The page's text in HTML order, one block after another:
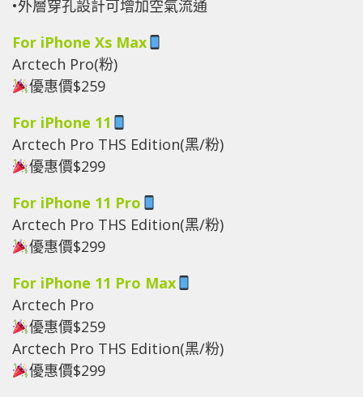
•外層穿孔設計可增加空氣流通
For iPhone Xs Max
Arctech Pro(粉)
優惠價$259
For iPhone 11
Arctech Pro THS Edition(黑/粉)
優惠價$299
For iPhone 11 Pro
Arctech Pro THS Edition(黑/粉)
優惠價$299
For iPhone 11 Pro Max
Arctech Pro
優惠價$259
Arctech Pro THS Edition(黑/粉)
優惠價$299